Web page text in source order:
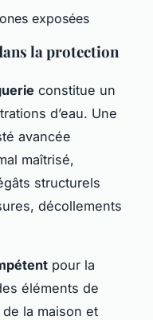
exposées
la protection
constitue un
d’eau. Une
avancée
maîtrisé,
structurels
décollements
pour la
éléments de
la maison et